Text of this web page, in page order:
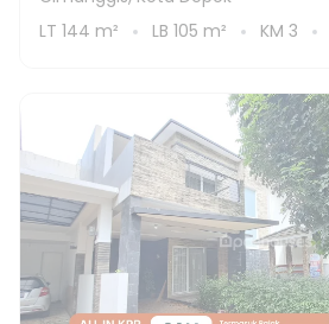
LT 144 m² LB 105 m² KM 3